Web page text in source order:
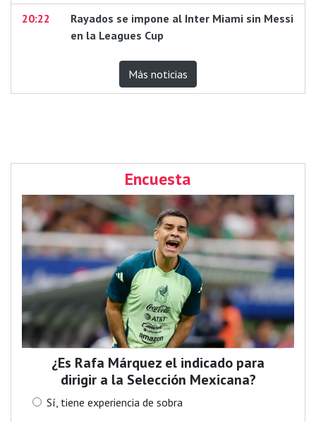
20:22
Rayados se impone al Inter Miami sin Messi
en la Leagues Cup
Más noticias
Encuesta
¿Es Rafa Márquez el indicado para
dirigir a la Selección Mexicana?
Sí, tiene experiencia de sobra